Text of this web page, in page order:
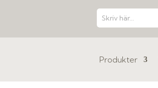
Produkter